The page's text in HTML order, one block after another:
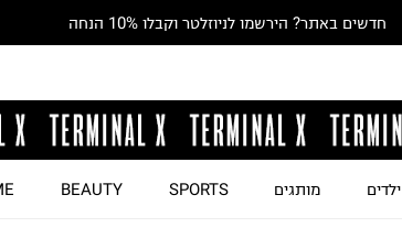
חדשים באתר? הירשמו לניוזלטר וקבלו 10% הנחה
ילדים מותגים SPORTS
BEAUTY